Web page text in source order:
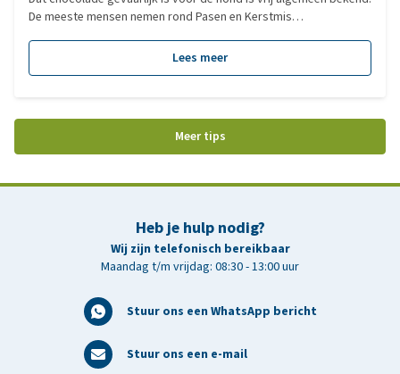
De meeste mensen nemen rond Pasen en Kerstmis
viervoeter chocolade kan binnenkrijgen. Wat veel mensen echter
niet weten, is dat de voor de hond schadelijke stof theobromine
aantocht jouw tuin lenteklaar gaat maken.
Lees meer
Meer tips
Heb je hulp nodig?
Wij zijn telefonisch bereikbaar
Maandag t/m vrijdag: 08:30 - 13:00 uur
Stuur ons een WhatsApp bericht
Stuur ons een e-mail